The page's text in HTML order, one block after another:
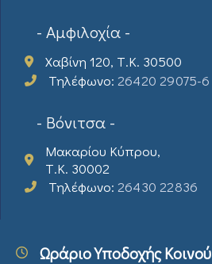
- Αμφιλοχία -
Χαβίνη 120, Τ.Κ. 30500
Τηλέφωνο: 26420 29075-6
- Βόνιτσα -
Μακαρίου Κύπρου,
Τ.Κ. 30002
Τηλέφωνο: 26430 22836
Ωράριο Υποδοχής Κοινού